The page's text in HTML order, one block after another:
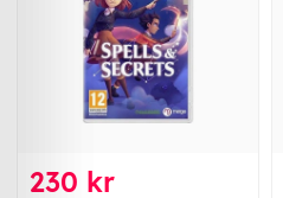
230 kr